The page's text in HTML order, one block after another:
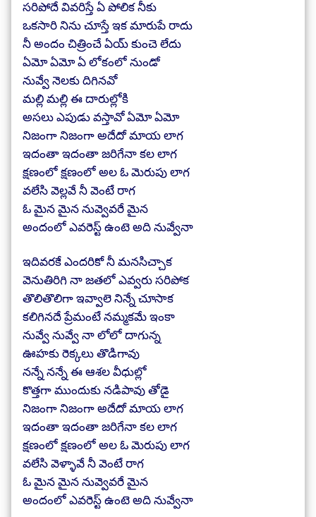
సరిపోదే వివరిస్తే ఏ పోలిక నీకు
ఒకసారి నిను చూస్తే ఇక మారుపే రాదు
నీ అందం చిత్రించే ఏయ్ కుంచె లేదు
ఏమో ఏమో ఏ లోకంలో నుండో
నువ్వే నెలకు దిగినవో
మల్లి మల్లి ఈ దారుల్లోకి
అసలు ఎపుడు వస్తావో ఏమో ఏమో
నిజంగా నిజంగా అదేదో మాయ లాగ
ఇదంతా ఇదంతా జరిగేనా కల లాగ
క్షణంలో క్షణంలో అల ఓ మెరుపు లాగ
వలేసి వెల్లవే నీ వెంటే రాగ
ఓ మైన మైన నువ్వెవరే మైన
అందంలో ఎవరెస్ట్ ఉంటె అది నువ్వేనా
ఇదివరకే ఎందరికో నీ మనసిచ్చాక
వెనుతిరిగి నా జతలో ఎవ్వరు సరిపోక
తొలితొలిగా ఇవ్వాలె నిన్నే చూసాక
కలిగినదే ప్రేమంటే నమ్మకమే ఇంకా
నువ్వే నువ్వే నా లోలో దాగున్న
ఊహకు రెక్కలు తొడిగావు
నన్నే నన్నే ఈ ఆశల వీధుల్లో
కొత్తగా ముందుకు నడిపావు తోడై
నిజంగా నిజంగా అదేదో మాయ లాగ
ఇదంతా ఇదంతా జరిగేనా కల లాగ
క్షణంలో క్షణంలో అల ఓ మెరుపు లాగ
వలేసి వెళ్ళావే నీ వెంటే రాగ
ఓ మైన మైన నువ్వెవరే మైన